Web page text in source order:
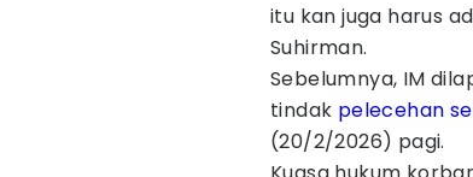
itu kan juga harus
Suhirman.
Sebelumnya, IM
tindak pelecehan
(20/2/2026) pagi.